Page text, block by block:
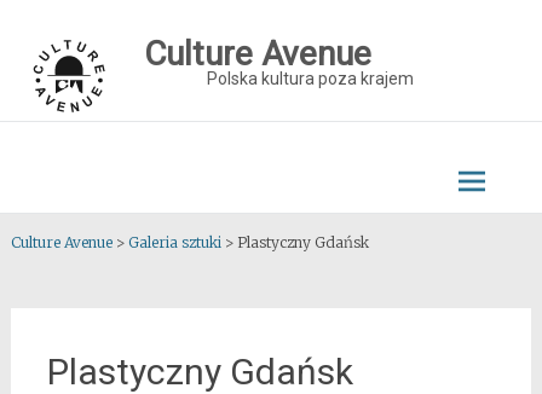
content
Culture Avenue
Polska kultura poza krajem
Culture Avenue> Galeria sztuki> Plastyczny Gdańsk
Plastyczny Gdańsk